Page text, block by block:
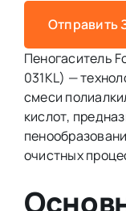
Отправить
Пеногаситель
031KL) —
смеси
кислот,
очистных